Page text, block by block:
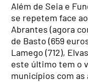
Além de Seia e
se repetem face
Abrantes (agora
de Basto (659
Lamego (712),
este último tem o
municípios com as